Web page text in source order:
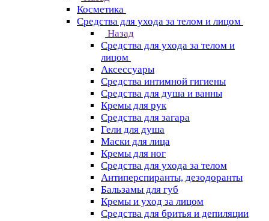
Косметика
Средства для ухода за телом и лицом
Назад
Средства для ухода за телом и
лицом
Аксессуары
Средства интимной гигиены
Средства для душа и ванны
Кремы для рук
Средства для загара
Гели для душа
Маски для лица
Кремы для ног
Средства для ухода за телом
Антиперспиранты, дезодоранты
Бальзамы для губ
Кремы и уход за лицом
Средства для бритья и депиляции